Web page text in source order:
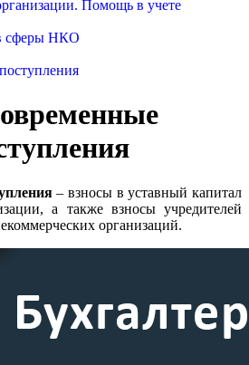
Помощь в учете
сферы НКО
– взносы в уставный капитал
а также взносы учредителей
организаций.